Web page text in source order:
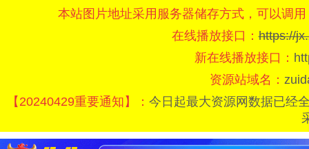
本站图片地址采用服务器储存方式，可以调
在线播放接口：https://
新在线播放接口：
资源站域名：
【20240429重要通知】： 今日起最大资源网数据已经